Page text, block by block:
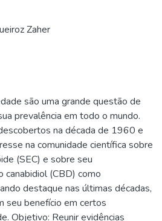
Zaher
são uma grande questão de
prevalência em todo o mundo.
na década de 1960 e
na comunidade científica sobre
(SEC) e sobre seu
canabidiol (CBD) como
destaque nas últimas décadas,
seu benefício em certos
Objetivo: Reunir evidências